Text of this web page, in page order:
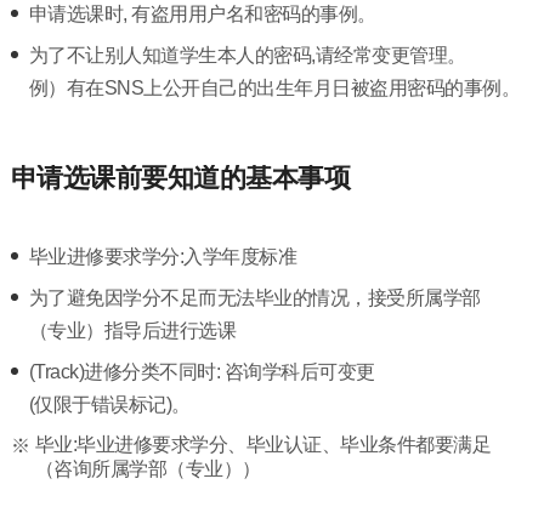
申请选课时, 有盗用用户名和密码的事例。
为了不让别人知道学生本人的密码,请经常变更管理。
例）有在SNS上公开自己的出生年月日被盗用密码的事例。
申请选课前要知道的基本事项
毕业进修要求学分:入学年度标准
为了避免因学分不足而无法毕业的情况，接受所属学部
（专业）指导后进行选课
(Track)进修分类不同时: 咨询学科后可变更
(仅限于错误标记)。
毕业:毕业进修要求学分、毕业认证、毕业条件都要满足
（咨询所属学部（专业））